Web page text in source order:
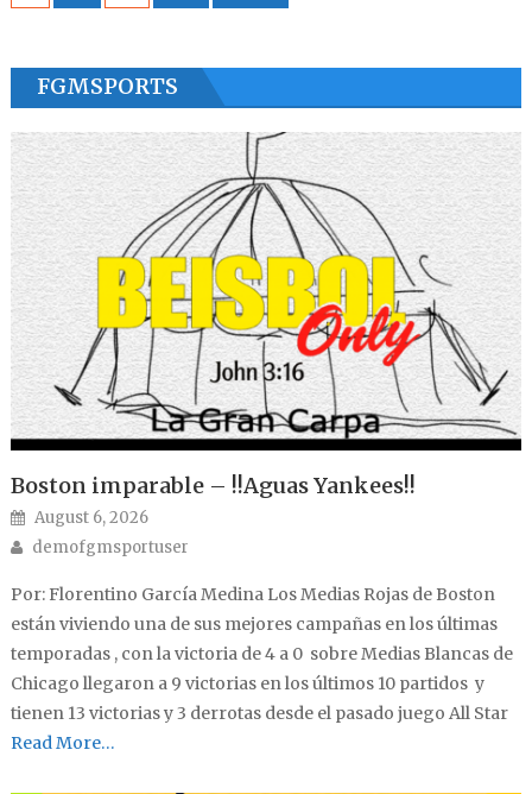
FGMSPORTS
Boston imparable – !!Aguas Yankees!!
Posted on
August 6, 2026
Author
demofgmsportuser
Por: Florentino García Medina Los Medias Rojas de Boston
están viviendo una de sus mejores campañas en los últimas
temporadas , con la victoria de 4 a 0 sobre Medias Blancas de
Chicago llegaron a 9 victorias en los últimos 10 partidos y
tienen 13 victorias y 3 derrotas desde el pasado juego All Star
Read More…